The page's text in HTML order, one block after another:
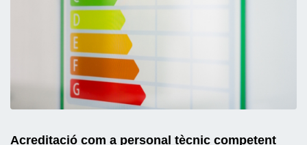
Acreditació com a personal tècnic competent